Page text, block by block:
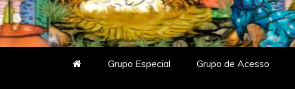
Vitrine do Samba
O Portal de Notícias do Carnaval Virtual
Grupo Especial Grupo de Acesso